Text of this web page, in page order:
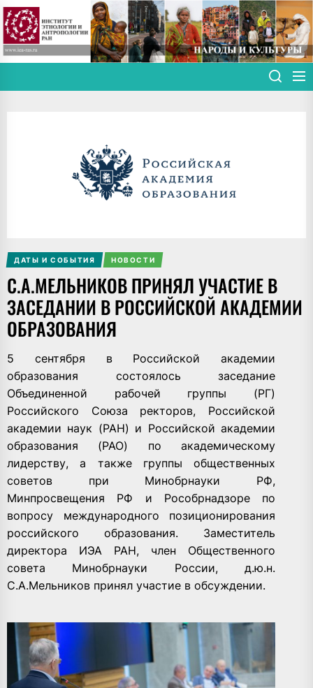
Skip
to
the
content
ДАТЫ И СОБЫТИЯ НОВОСТИ
С.А.МЕЛЬНИКОВ ПРИНЯЛ УЧАСТИЕ В
ЗАСЕДАНИИ В РОССИЙСКОЙ АКАДЕМИИ
ОБРАЗОВАНИЯ
5 сентября в Российской академии
образования состоялось заседание
Объединенной рабочей группы (РГ)
Российского Союза ректоров, Российской
академии наук (РАН) и Российской академии
образования (РАО) по академическому
лидерству, а также группы общественных
советов при Минобрнауки РФ,
Минпросвещения РФ и Рособрнадзоре по
вопросу международного позиционирования
российского образования. Заместитель
директора ИЭА РАН, член Общественного
совета Минобрнауки России, д.ю.н.
С.А.Мельников принял участие в обсуждении.